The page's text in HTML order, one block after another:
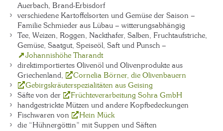
Auerbach, Brand-Erbisdorf
verschiedene Kartoffelsorten und Gemüse der Saison –
Familie Schmieder aus Lübau – witterungsabhängig
Tee, Weizen, Roggen, Nackthafer, Salben, Fruchtaufstriche,
Gemüse, Saatgut, Speiseöl, Saft und Punsch –
Johannishöhe Tharandt
direktimportiertes Olivenöl und Olivenprodukte aus
Griechenland,
Cornelia Börner, die Olivenbauern
Gebirgskräuterspezialitäten aus Geising
Säfte von der
Früchteverarbeitung Sohra GmbH
handgestrickte Mützen und andere Kopfbedeckungen
Fischwaren von
Hein Mück
die “Hühnergöttin” mit Suppen und Säften